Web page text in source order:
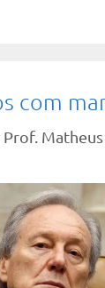
com
Prof. Matheus